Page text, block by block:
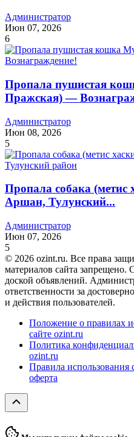
Администратор
Июн 07, 2026
6
Пропала пушистая
Пражская) —
Администратор
Июн 08, 2026
5
Пропала собака (метис
Аршан, Тулунский...
Администратор
Июн 07, 2026
5
© 2026 ozint.ru. Все права
материалов сайта запрещено.
доской объявлений.
ответственности за
и действия пользователей.
Положение о правилах
сайте ozint.ru
Политика
ozint.ru
Правила использования
оферта